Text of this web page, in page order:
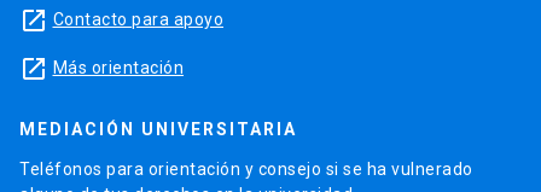
launch Contacto para apoyo
launch Más orientación
MEDIACIÓN UNIVERSITARIA
Teléfonos para orientación y consejo si se ha vulnerado